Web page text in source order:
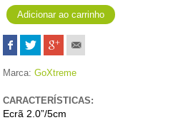
Marca:GoXtreme
CARACTERÍSTICAS:
Ecrã 2.0”/5cm